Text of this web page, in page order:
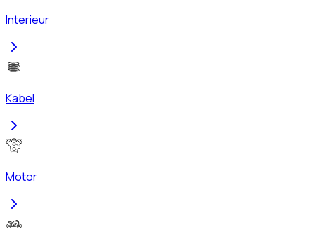
Interieur
Kabel
Motor